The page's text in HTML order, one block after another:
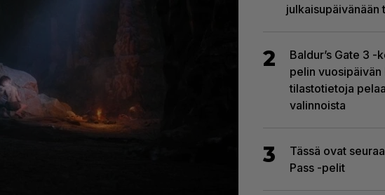
julkaisupäivänään
2
Baldur’s Gate 3 -
pelin vuosipäivän
tilastotietoja
valinnoista
3
Tässä ovat
Pass -pelit